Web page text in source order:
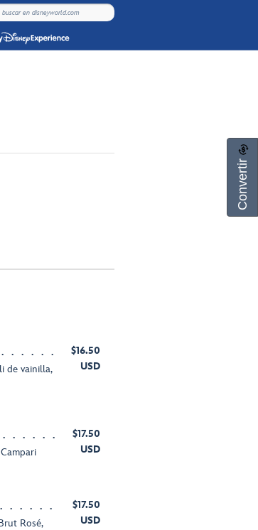
de vainilla,
$16.50
USD
$17.50
USD
Rosé,
$17.50
USD
Convertir